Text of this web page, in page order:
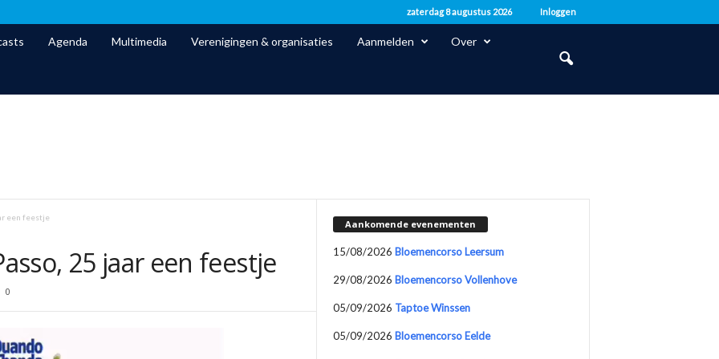
zaterdag 8 augustus 2026 Inloggen
Agenda Multimedia Verenigingen & organisaties Aanmelden Over
een feestje
25 jaar een feestje
0
Aankomende evenementen
15/08/2026 Bloemencorso Leersum
29/08/2026 Bloemencorso Vollenhove
05/09/2026 Taptoe Winssen
05/09/2026 Bloemencorso Eelde